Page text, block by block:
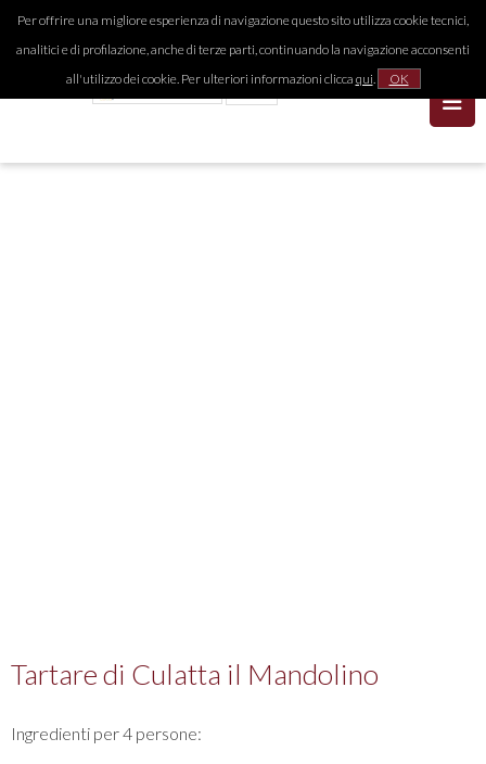
Per offrire una migliore esperienza di navigazione questo sito utilizza cookie tecnici,
analitici e di profilazione, anche di terze parti, continuando la navigazione acconsenti
all'utilizzo dei cookie. Per ulteriori informazioni clicca qui. OK
Tartare di Culatta il Mandolino
Ingredienti per 4 persone: